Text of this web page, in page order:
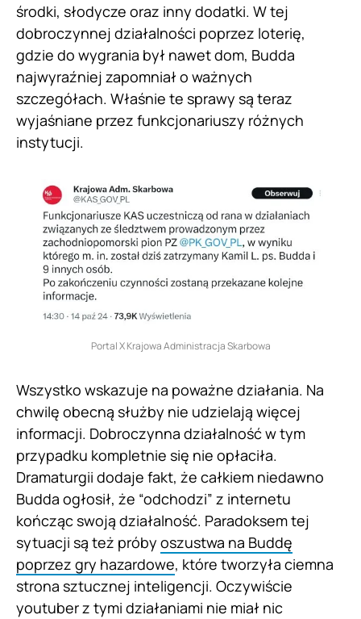
środki, słodycze oraz inny dodatki. W tej
dobroczynnej działalności poprzez loterię,
gdzie do wygrania był nawet dom, Budda
najwyraźniej zapomniał o ważnych
szczegółach. Właśnie te sprawy są teraz
wyjaśniane przez funkcjonariuszy różnych
instytucji.
Portal X Krajowa Administracja Skarbowa
Wszystko wskazuje na poważne działania. Na
chwilę obecną służby nie udzielają więcej
informacji. Dobroczynna działalność w tym
przypadku kompletnie się nie opłaciła.
Dramaturgii dodaje fakt, że całkiem niedawno
Budda ogłosił, że “odchodzi” z internetu
kończąc swoją działalność. Paradoksem tej
sytuacji są też próby oszustwa na Buddę
poprzez gry hazardowe, które tworzyła ciemna
strona sztucznej inteligencji. Oczywiście
youtuber z tymi działaniami nie miał nic